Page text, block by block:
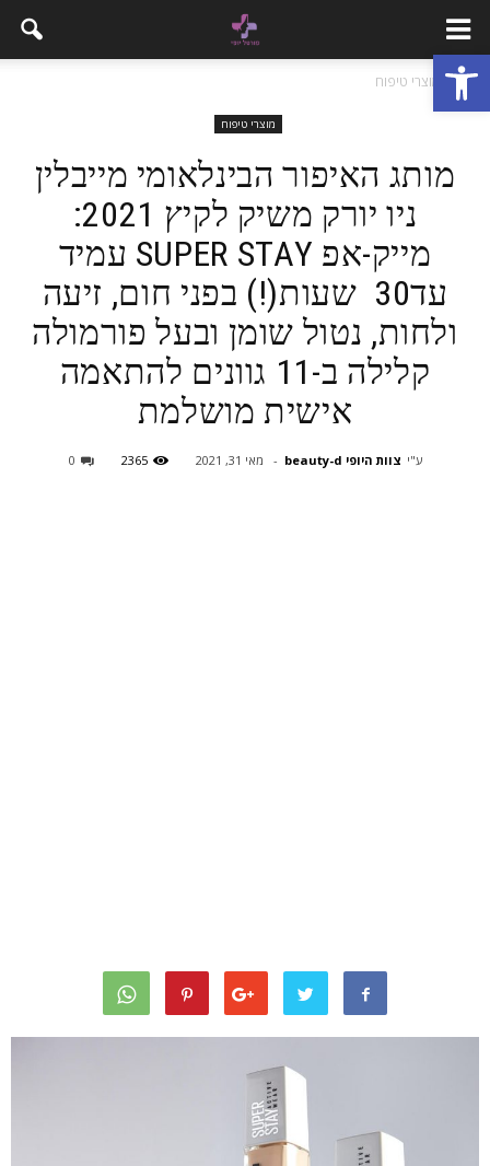
פתח סרגל נגישות
בית מוצרי טיפוח
מוצרי טיפוח
מותג האיפור הבינלאומי מייבלין
ניו יורק משיק לקיץ 2021:
מייק-אפ SUPER STAY עמיד
עד30 שעות(!) בפני חום, זיעה
ולחות, נטול שומן ובעל פורמולה
קלילה ב-11 גוונים להתאמה
אישית מושלמת
ע"י צוות היופי beauty-d - מאי 31, 2021 2365
0